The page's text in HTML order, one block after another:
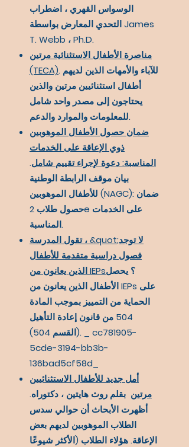
الوسواس القهري ، اضطراب
التحدي المعارض بواسطة James
T. Webb ، Ph.D.
مناصرة الأطفال الاستثنائية مرتين
(TECA). للآباء والأمهات الذين لديهم
أطفال استثنائيين مرتين والذين
يحتاجون إلى مصدر واحد شامل
للمعلومات والموارد والدعم.
ضمان حصول الأطفال الموهوبين
ذوي الإعاقة على الخدمات
المناسبة: دعوة لإجراء تقييم شامل.
بيان موقف الرابطة الوطنية
للأطفال الموهوبين (NAGC): ضمان
حصول طلاب 2e على الخدمات
المناسبة.
تقول المدرسة ، &quot;لا توجد
فصول دراسية متقدمة للأطفال
الذين يعانون من IEPs؟ يحصل
الأطفال الذين يعانون من IEPs على
الحماية من التمييز بموجب المادة
504 من قانون إعادة التأهيل
(القسم 504). _ cc781905-
5cde-3194-bb3b-
136bad5cf58d_
أمل جديد للأطفال الاستثنائيين
مرتين بقلم روث هايتين ، دكتوراه.
أظهرت الأبحاث أن حوالي سدس
الطلاب الموهوبين لديهم بعض
الإعاقة. هؤلاء الطلاب (الأكثر شيوعًا